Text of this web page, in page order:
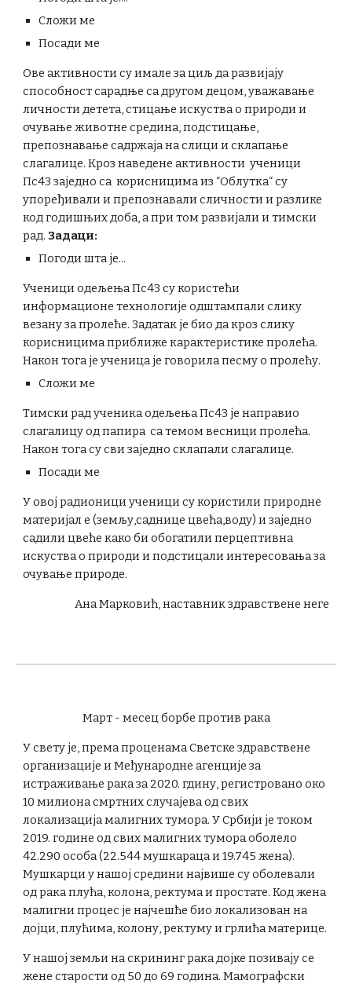
Сложи ме
Посади ме
Ове активности су имале за циљ да развијају
способност сарадње са другом децом, уважавање
личности детета, стицање искуства о природи и
очување животне средина, подстицање,
препознавање садржаја на слици и склапање
слагалице. Кроз наведене активности ученици
Пс43 заједно са корисницима из “Облутка“ су
упоређивали и препознавали сличности и разлике
код годишњих доба, а при том развијали и тимски
рад.Задаци:
Погоди шта је...
Ученици одељења Пс43 су користећи
информационе технологије одштампали слику
везану за пролеће. Задатак је био да кроз слику
корисницима приближе карактеристике пролећа.
Након тога је ученица је говорила песму о пролећу.
Сложи ме
Тимски рад ученика одељења Пс43 је направио
слагалицу од папира са темом весници пролећа.
Након тога су сви заједно склапали слагалице.
Посади ме
У овој радионици ученици су користили природне
материјал е (земљу,саднице цвећа,воду) и заједно
садили цвеће како би обогатили перцептивна
искуства о природи и подстицали интересовања за
очување природе.
Ана Марковић,наставник здравствене неге
Март - месец борбе против рака
У свету је, према проценама Светске здравствене
организације и Међународне агенције за
истраживање рака за 2020. гдину, регистровано око
10 милиона смртних случајева од свих
локализација малигних тумора. У Србији је током
2019. године од свих малигних тумора оболело
42.290 особа (22.544 мушкараца и 19.745 жена).
Мушкарци у нашој средини највише су оболевали
од рака плућа, колона, ректума и простате. Код жена
малигни процес је најчешће био локализован на
дојци, плућима, колону, ректуму и грлића материце.
У нашој земљи на скрининг рака дојке позивају се
жене старости од 50 до 69 година. Мамографски